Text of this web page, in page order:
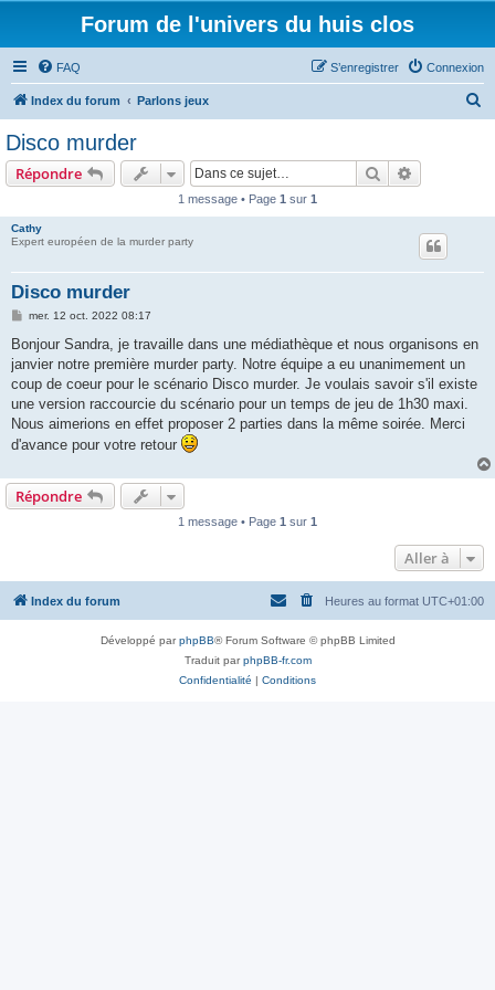
Forum de l'univers du huis clos
FAQ Connexion
S’enregistrer
Index du forum Parlons jeux
Disco murder
Répondre Rechercher
1 message • Page 1 sur 1
Cathy
Expert européen de la murder party
Disco murder
M
s
a
g
mer. 12 oct. 2022 08:17
Bonjour Sandra, je travaille dans une médiathèque et nous organisons en
janvier notre première murder party. Notre équipe a eu unanimement un
coup de coeur pour le scénario Disco murder. Je voulais savoir s'il existe
une version raccourcie du scénario pour un temps de jeu de 1h30 maxi.
Nous aimerions en effet proposer 2 parties dans la même soirée. Merci
d'avance pour votre retour
Répondre
1 message • Page 1 sur 1
Aller à
Index du forum Heures au format UTC+01:00
Développé parphpBB® Forum Software © phpBB Limited
Traduit parphpBB-fr.com
Confidentialité | Conditions